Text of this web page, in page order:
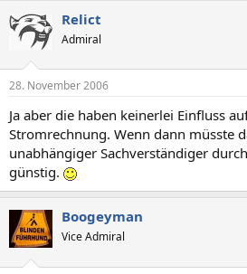
Relict
Admiral
28. November 2006
Ja aber die haben keinerlei Einfluss
Stromrechnung. Wenn dann müsste
unabhängiger Sachverständiger
günstig.
Boogeyman
Vice Admiral